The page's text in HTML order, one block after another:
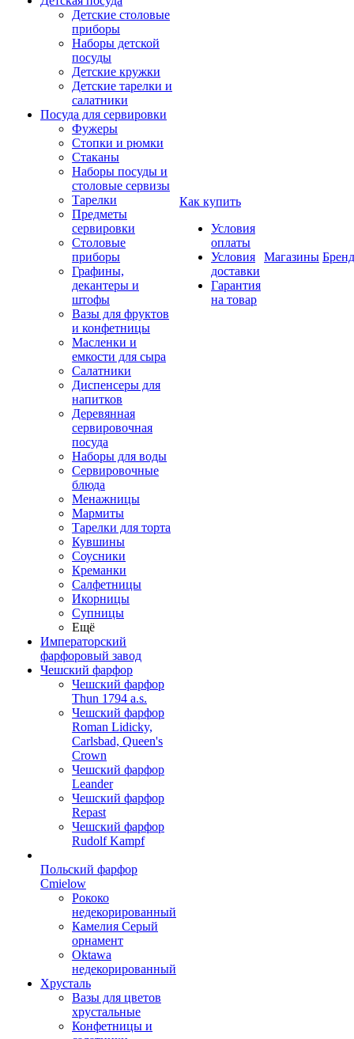
Детские столовые
приборы
Наборы детской
посуды
Детские кружки
Детские тарелки и
салатники
Посуда для сервировки
Фужеры
Стопки и рюмки
Стаканы
Наборы посуды и
столовые сервизы
Тарелки
Предметы
сервировки
Столовые
приборы
Графины,
декантеры и
штофы
Вазы для фруктов
и конфетницы
Масленки и
емкости для сыра
Салатники
Диспенсеры для
напитков
Деревянная
сервировочная
посуда
Наборы для воды
Сервировочные
блюда
Менажницы
Мармиты
Тарелки для торта
Кувшины
Соусники
Креманки
Салфетницы
Икорницы
Супницы
Ещё
Императорский
фарфоровый завод
Чешский фарфор
Чешский фарфор
Thun 1794 a.s.
Чешский фарфор
Roman Lidicky,
Carlsbad, Queen's
Crown
Чешский фарфор
Leander
Чешский фарфор
Repast
Чешский фарфор
Rudolf Kampf
Польский фарфор
Сmielow
Рококо
недекорированный
Камелия Серый
орнамент
Oktawa
недекорированный
Хрусталь
Вазы для цветов
хрустальные
Конфетницы и
Как купить
Условия
оплаты
Условия
доставки
Гарантия
на товар
Магазины